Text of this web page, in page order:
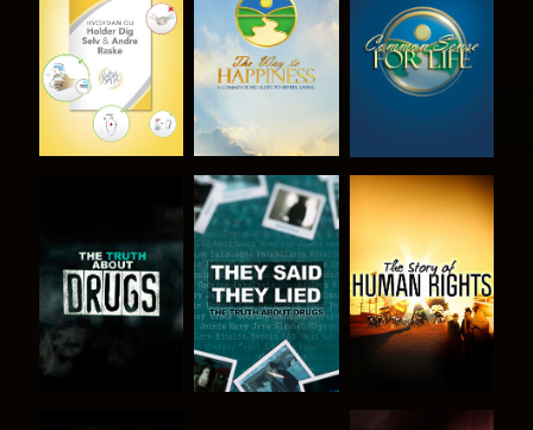
SE SE SE
SE SE SE